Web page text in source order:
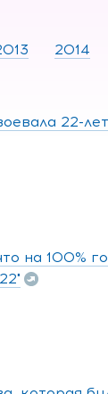
2014
22-
на 100%